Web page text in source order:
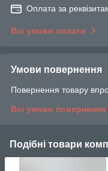
Оплата за
Всі умови оплати
Умови повернення
Повернення товару
Всі умови повернення
Подібні товари